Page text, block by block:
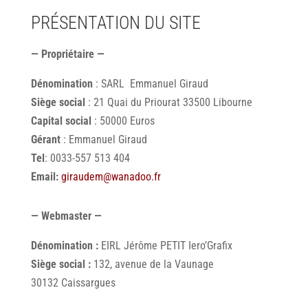
PRÉSENTATION DU SITE
— Propriétaire —
Dénomination : SARL Emmanuel Giraud
Siège social : 21 Quai du Priourat 33500 Libourne
Capital social : 50000 Euros
Gérant : Emmanuel Giraud
Tel: 0033-557 513 404
Email: giraudem@wanadoo.fr
— Webmaster —
Dénomination :EIRL Jérôme PETIT Iero’Grafix
Siège social :132, avenue de la Vaunage
30132 Caissargues